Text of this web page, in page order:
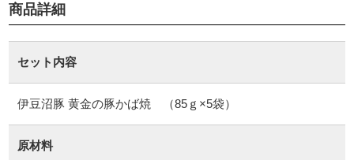
商品詳細
セット内容
伊豆沼豚 黄金の豚かば焼 （85ｇ×5袋）
原材料